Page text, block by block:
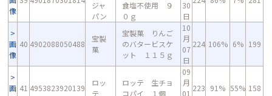
像
ジャ
パン
食塩不使用 ９
０ｇ
30
日
画
像
40 4902088050488
宝製
菓
宝製菓 りんご
のバタービスケ
ット １１５ｇ
10
月
07
日
224 106% 6% 199
画 41 4953823920139
ロッ
テ
ロッテ 生チョ
コパイ １個
09
月
01
223 91% 55% 158